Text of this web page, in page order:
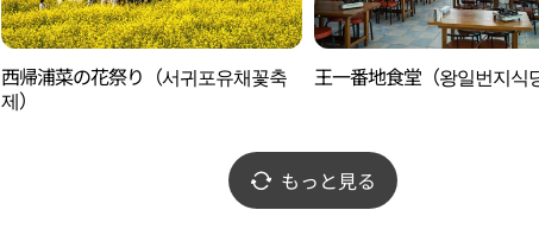
西帰浦菜の花祭り（서귀포유채꽃축
제）
王一番地食堂（왕일번지식
もっと見る